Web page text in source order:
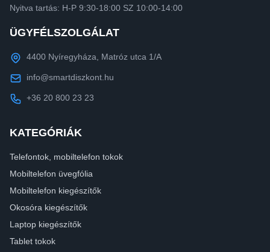
Nyitva tartás: H-P 9:30-18:00 SZ 10:00-14:00
ÜGYFÉLSZOLGÁLAT
4400 Nyíregyháza, Matróz utca 1/A
info@smartdiszkont.hu
+36 20 800 23 23
KATEGÓRIÁK
Telefontok, mobiltelefon tokok
Mobiltelefon üvegfólia
Mobiltelefon kiegészítők
Okosóra kiegészítők
Laptop kiegészítők
Tablet tokok